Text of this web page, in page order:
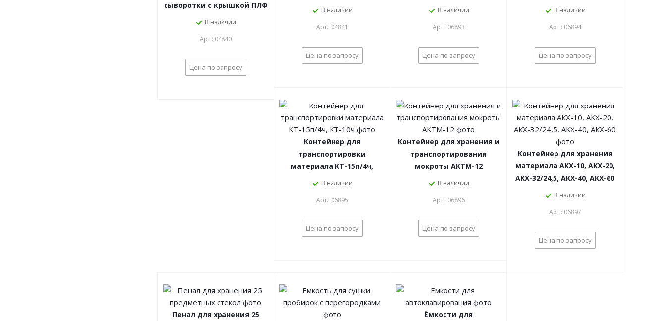
сыворотки с крышкой ПЛФ
В наличии
Арт.: 04840
Цена по запросу
В наличии
Арт.: 04841
Цена по запросу
В наличии
Арт.: 06893
Цена по запросу
В наличии
Арт.: 06894
Цена по запросу
Контейнер для
транспортировки
материала КТ-15п/4ч,
КТ-10ч
В наличии
Арт.: 06895
Цена по запросу
Контейнер для хранения и
транспортирования
мокроты АКТМ-12
В наличии
Арт.: 06896
Цена по запросу
Контейнер для хранения
материала АКХ-10, АКХ-20,
АКХ-32/24,5, АКХ-40, АКХ-60
В наличии
Арт.: 06897
Цена по запросу
Пенал для хранения 25
Ёмкости для